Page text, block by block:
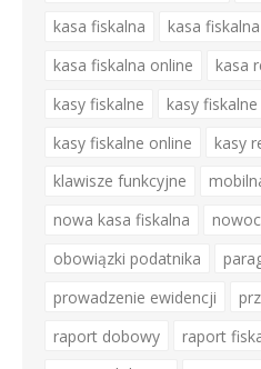
kasa fiskalna
kasa
kasa fiskalna online
kasa
kasy fiskalne
kasy
kasy fiskalne online
kasy
klawisze funkcyjne
nowa kasa fiskalna
obowiązki podatnika
prowadzenie ewidencji
raport dobowy
raport